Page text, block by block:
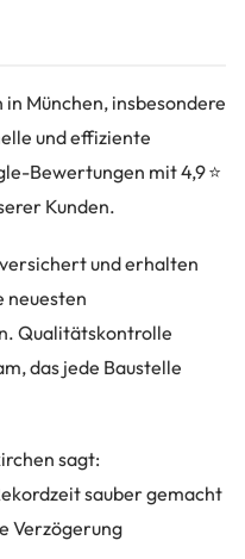
München, insbesondere
und effiziente
Bewertungen mit 4,9 ⭐
Kunden.
und erhalten
neuesten
Qualitätskontrolle
das jede Baustelle
sagt:
sauber gemacht
Verzögerung